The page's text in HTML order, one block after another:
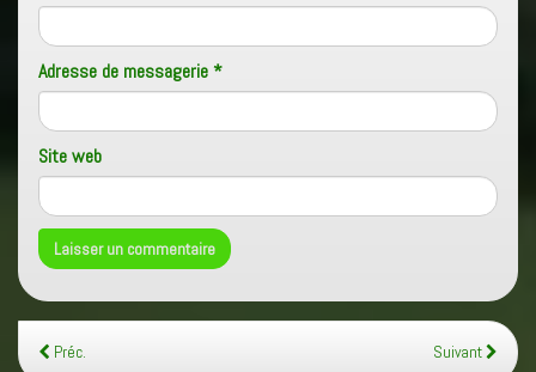
Adresse de messagerie*
Site web
Préc. Suivant